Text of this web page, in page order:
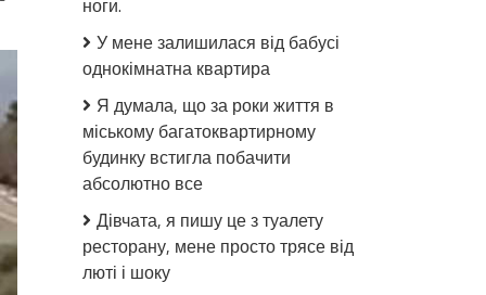
ноги.
У мене залишилася від бабусі
однокімнатна квартира
Я думала, що за роки життя в
міському багатоквартирному
будинку встигла побачити
абсолютно все
Дівчата, я пишу це з туалету
ресторану, мене просто трясе від
люті і шоку